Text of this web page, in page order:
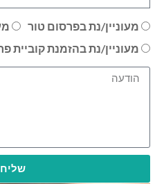
מעוניין/נת בפרסום טור
מעוניין/נת בהזמנת קוביית